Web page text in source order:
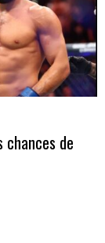
chances de